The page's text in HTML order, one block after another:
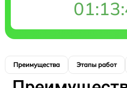
Преимущества Этапы работ